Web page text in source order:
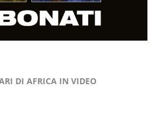
DI AFRICA IN VIDEO